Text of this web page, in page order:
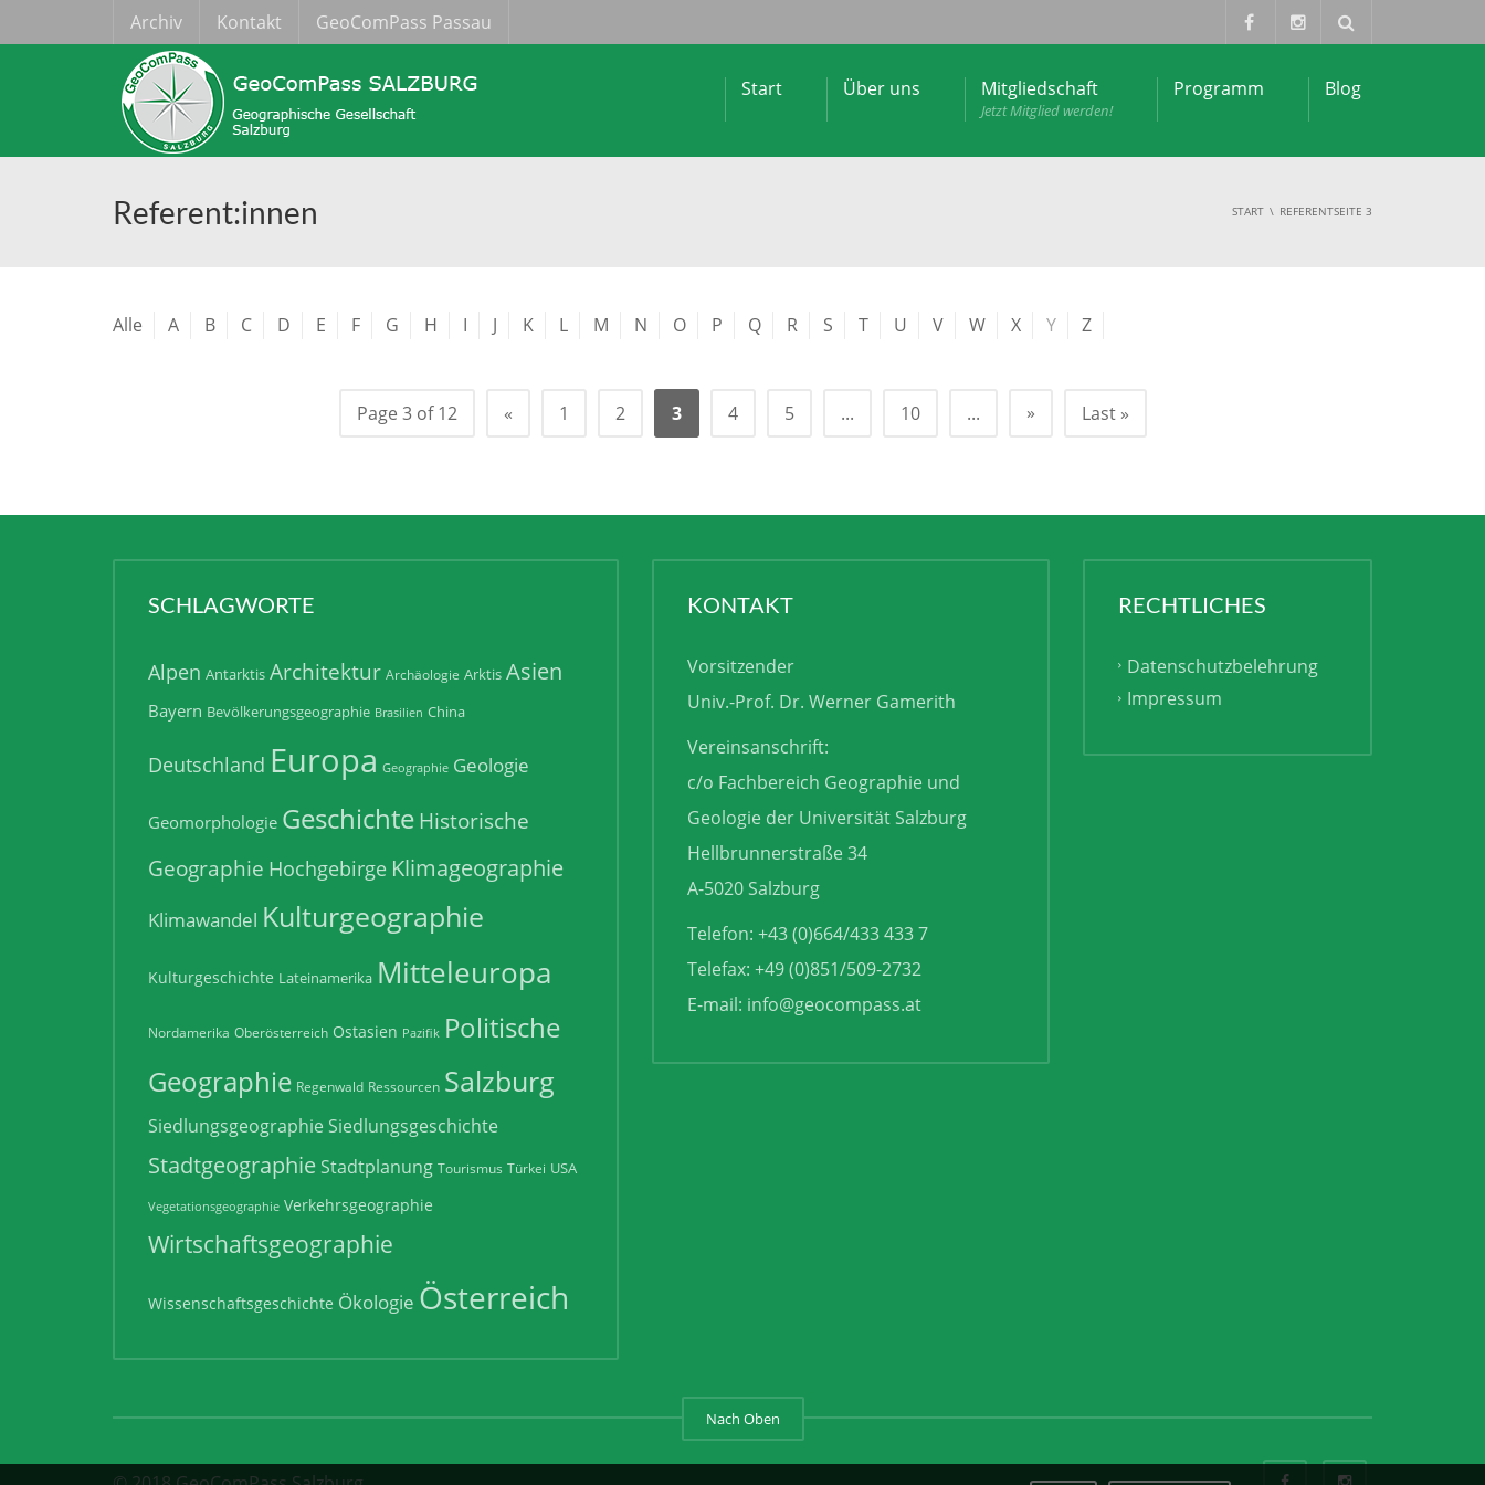
Archiv Kontakt GeoComPass Passau
Start Über uns Mitgliedschaft
Jetzt Mitglied werden!
Programm Blog
Referent:innen START REFERENTSEITE 3
Alle A B C D E F G H I J K L M N O P Q R S T U V W X Y Z
Page 3 of 12 « 1 2 3 4 5 ... 10 ... » Last »
SCHLAGWORTE
Alpen Antarktis Architektur Archäologie Arktis Asien
Bayern Bevölkerungsgeographie Brasilien China
Deutschland Europa Geographie Geologie
Geomorphologie GeschichteHistorische
Geographie Hochgebirge Klimageographie
Klimawandel Kulturgeographie
Kulturgeschichte Lateinamerika Mitteleuropa
Nordamerika Oberösterreich Ostasien Pazifik Politische
Geographie Regenwald Ressourcen Salzburg
Siedlungsgeographie Siedlungsgeschichte
Stadtgeographie Stadtplanung Tourismus Türkei USA
Vegetationsgeographie Verkehrsgeographie
Wirtschaftsgeographie
Wissenschaftsgeschichte Ökologie Österreich
KONTAKT
Vorsitzender
Univ.-Prof. Dr. Werner Gamerith
Vereinsanschrift:
c/o Fachbereich Geographie und
Geologie der Universität Salzburg
Hellbrunnerstraße 34
A-5020 Salzburg
Telefon: +43 (0)664/433 433 7
Telefax: +49 (0)851/509-2732
E-mail: info@geocompass.at
RECHTLICHES
Datenschutzbelehrung
Impressum
Nach Oben